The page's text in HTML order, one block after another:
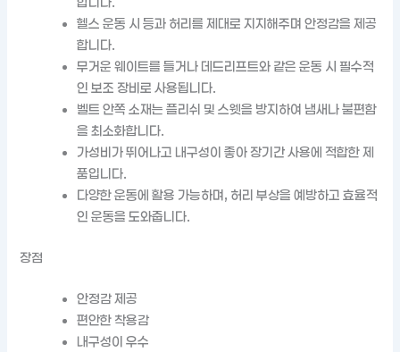
헬스 운동 시 등과 허리를 제대로 지지해주며 안정감을 제공
합니다.
무거운 웨이트를 들거나 데드리프트와 같은 운동 시 필수적
인 보조 장비로 사용됩니다.
벨트 안쪽 소재는 플리쉬 및 스웻을 방지하여 냄새나 불편함
을 최소화합니다.
가성비가 뛰어나고 내구성이 좋아 장기간 사용에 적합한 제
품입니다.
다양한 운동에 활용 가능하며, 허리 부상을 예방하고 효율적
인 운동을 도와줍니다.
장점
안정감 제공
편안한 착용감
내구성이 우수